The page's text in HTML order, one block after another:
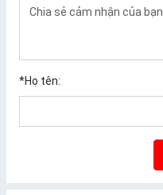
*Họ tên: